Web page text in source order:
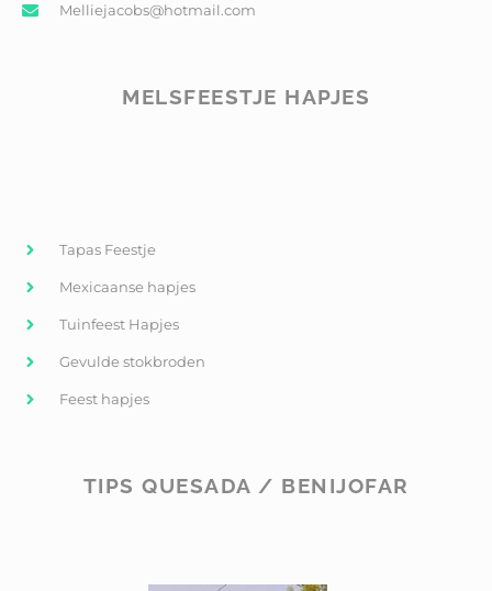
Melliejacobs@hotmail.com
MELSFEESTJE HAPJES
Tapas Feestje
Mexicaanse hapjes
Tuinfeest Hapjes
Gevulde stokbroden
Feest hapjes
TIPS QUESADA / BENIJOFAR